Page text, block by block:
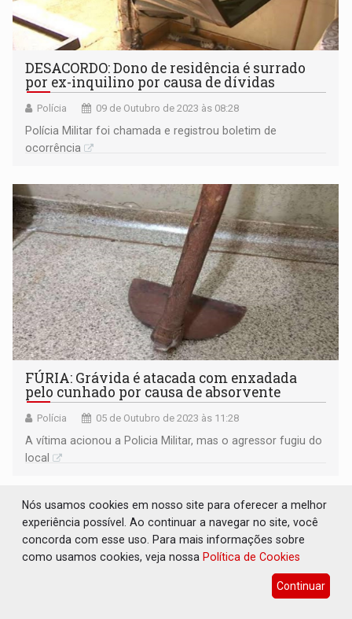
DESACORDO: Dono de residência é surrado
por ex-inquilino por causa de dívidas
Polícia 09 de Outubro de 2023 às 08:28
Polícia Militar foi chamada e registrou boletim de
ocorrência
FÚRIA: Grávida é atacada com enxadada
pelo cunhado por causa de absorvente
Polícia 05 de Outubro de 2023 às 11:28
A vítima acionou a Policia Militar, mas o agressor fugiu do
local
Nós usamos cookies em nosso site para oferecer a melhor
experiência possível. Ao continuar a navegar no site, você
concorda com esse uso. Para mais informações sobre
como usamos cookies, veja nossa Política de Cookies
Continuar